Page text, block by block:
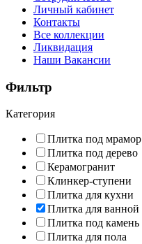
Личный кабинет
Контакты
Все коллекции
Ликвидация
Наши Вакансии
Фильтр
Категория
Плитка под мрамор
Плитка под дерево
Керамогранит
Клинкер-ступени
Плитка для кухни
Плитка для ванной
Плитка под камень
Плитка для пола